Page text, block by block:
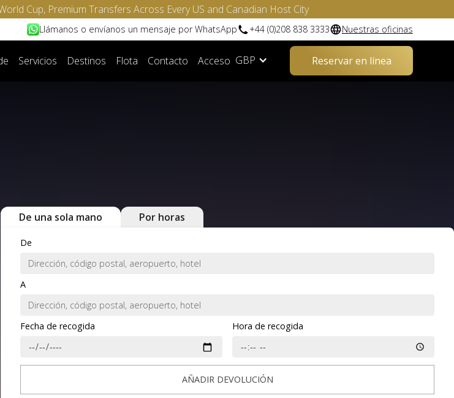
Cup, Premium Transfers Across Every US and Canadian Host City
Llámanos o envíanos un mensaje por WhatsApp +44 (0)208 838 3333 Nuestras oficinas
Servicios Destinos Flota Contacto Acceso GBP Reservar en línea
De una sola mano Por horas
De
A
Fecha de recogida Hora de recogida
AÑADIR DEVOLUCIÓN